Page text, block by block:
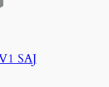
SAJ